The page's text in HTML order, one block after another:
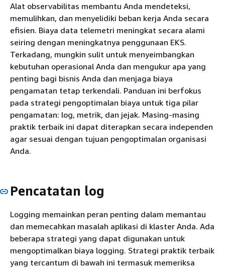
Alat observabilitas membantu Anda mendeteksi,
memulihkan, dan menyelidiki beban kerja Anda secara
efisien. Biaya data telemetri meningkat secara alami
seiring dengan meningkatnya penggunaan EKS.
Terkadang, mungkin sulit untuk menyeimbangkan
kebutuhan operasional Anda dan mengukur apa yang
penting bagi bisnis Anda dan menjaga biaya
pengamatan tetap terkendali. Panduan ini berfokus
pada strategi pengoptimalan biaya untuk tiga pilar
pengamatan: log, metrik, dan jejak. Masing-masing
praktik terbaik ini dapat diterapkan secara independen
agar sesuai dengan tujuan pengoptimalan organisasi
Anda.
Pencatatan log
Logging memainkan peran penting dalam memantau
dan memecahkan masalah aplikasi di klaster Anda. Ada
beberapa strategi yang dapat digunakan untuk
mengoptimalkan biaya logging. Strategi praktik terbaik
yang tercantum di bawah ini termasuk memeriksa